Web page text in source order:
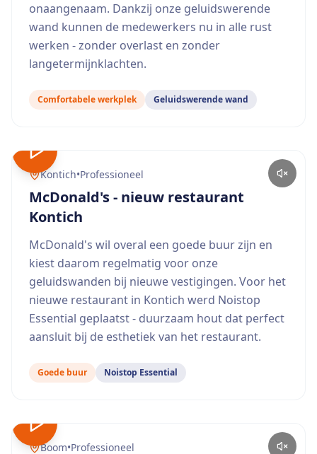
onaangenaam. Dankzij onze geluidswerende
wand kunnen de medewerkers nu in alle rust
werken - zonder overlast en zonder
langetermijnklachten.
Comfortabele werkplek Geluidswerende wand
Kontich•Professioneel
McDonald's - nieuw restaurant
Kontich
McDonald's wil overal een goede buur zijn en
kiest daarom regelmatig voor onze
geluidswanden bij nieuwe vestigingen. Voor het
nieuwe restaurant in Kontich werd Noistop
Essential geplaatst - duurzaam hout dat perfect
aansluit bij de esthetiek van het restaurant.
Goede buur Noistop Essential
Boom•Professioneel